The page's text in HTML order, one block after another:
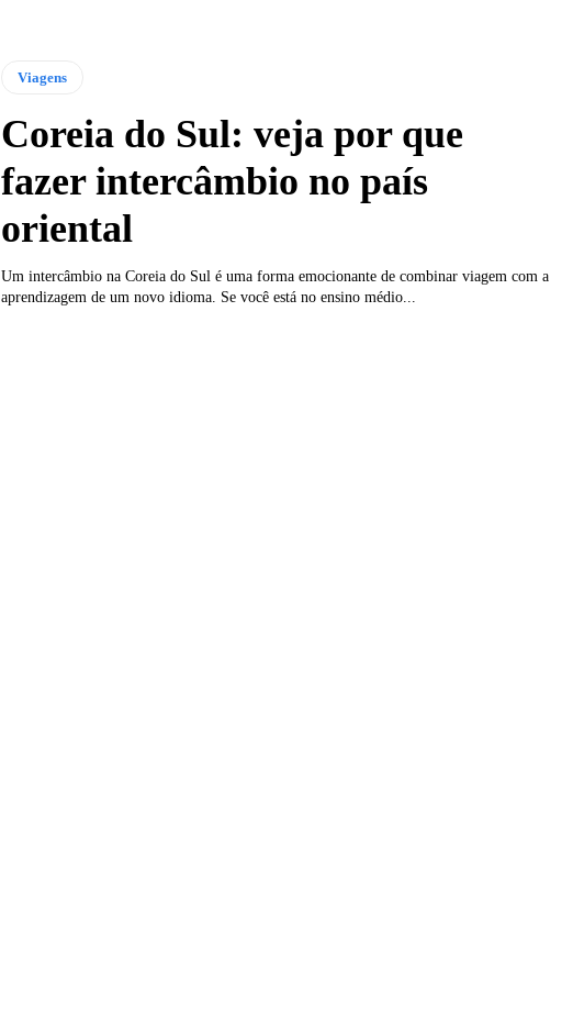
Viagens
Coreia do Sul: veja por que
fazer intercâmbio no país
oriental
Um intercâmbio na Coreia do Sul é uma forma emocionante de combinar viagem com a
aprendizagem de um novo idioma. Se você está no ensino médio...